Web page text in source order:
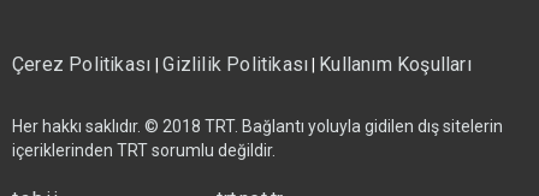
Çerez Politikası|Gizlilik Politikası| Kullanım Koşulları
Her hakkı saklıdır. © 2018 TRT. Bağlantı yoluyla gidilen dış sitelerin
içeriklerinden TRT sorumlu değildir.